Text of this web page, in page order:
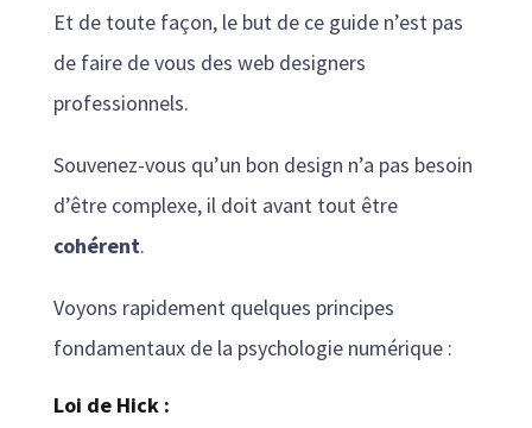
Et de toute façon, le but de ce guide n’est pas
de faire de vous des web designers
professionnels.
Souvenez-vous qu’un bon design n’a pas besoin
d’être complexe, il doit avant tout être
cohérent.
Voyons rapidement quelques principes
fondamentaux de la psychologie numérique :
Loi de Hick :